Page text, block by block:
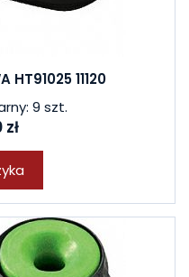
HT91025 11120
9 szt.